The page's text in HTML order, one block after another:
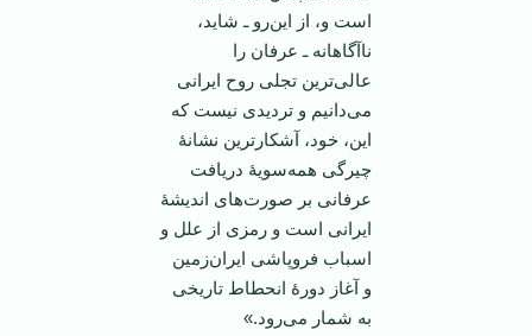
است و، از این‌رو ـ شاید،
ناآگاهانه ـ عرفان را
عالی‌ترین تجلی روح ایرانی
می‌دانیم و تردیدی نیست که
این، خود، آشکارترین نشانۀ
چیرگی همه‌سویۀ دریافت
عرفانی بر صورت‌های اندیشۀ
ایرانی‌ است و رمزی از علل و
اسباب فروپاشی ایران‌زمین
و آغاز دورۀ انحطاط تاریخی
به شمار می‌رود.»